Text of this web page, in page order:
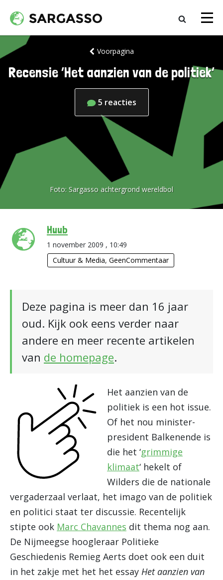
Voorpagina
Recensie ‘Het aanzien van de politiek’
5 reacties
Foto: Sargasso achtergrond wereldbol
Huub
1 november 2009 , 10:49
Cultuur & Media, GeenCommentaar
Deze pagina is meer dan 16 jaar
oud. Kijk ook eens verder naar
andere en meer recente artikelen
van de homepage.
Het aanzien van de
politiek is een hot issue.
Of het nou minister-
president Balkenende is
die het ‘grimmige
klimaat‘ hekelt of
Wilders die de nationale
vergaderzaal verlaat, het imago van de politiek
en politici staat ter discussie. Recentelijk
stipte ook Marc Chavannes dit thema nog aan.
De Nijmeegse hoogleraar Politieke
Geschiedenis Remieg Aerts doet ook een duit
in het zakje met het het essay Het aanzien van